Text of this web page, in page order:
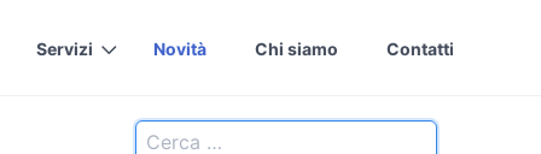
Servizi Novità Chi siamo Contatti